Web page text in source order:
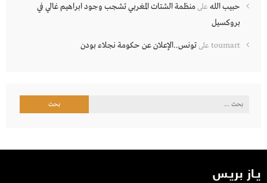
حبيب الله علىمنظمة الشتات المغربي تشجب وجود ابراهيم غالي في
بروكسيل
toumart علىتونس..الإعلان عن حكومة نجلاء بودن
البحث
يـاز بريـس